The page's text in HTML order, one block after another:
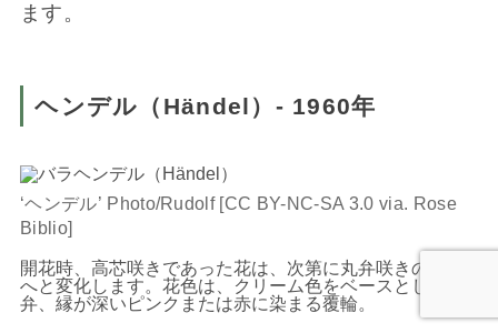
ます。
ヘンデル（Händel）- 1960年
‘ヘンデル’ Photo/Rudolf [CC BY-NC-SA 3.0 via. Rose
Biblio]
開花時、高芯咲きであった花は、次第に丸弁咲きの花形
へと変化します。花色は、クリーム色をベースとした花
弁、縁が深いピンクまたは赤に染まる覆輪。